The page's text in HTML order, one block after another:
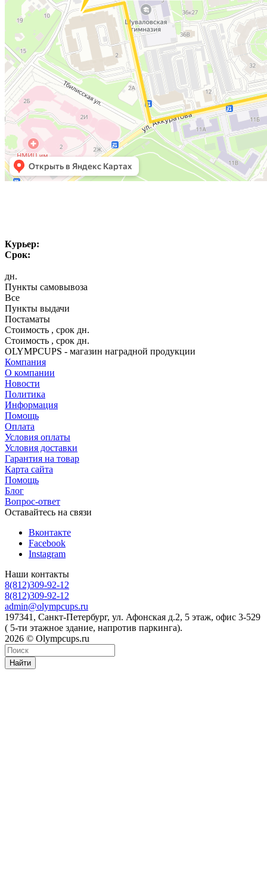
Курьер:
Срок:
дн.
Пункты самовывоза
Все
Пункты выдачи
Постаматы
Стоимость , срок дн.
Стоимость , срок дн.
OLYMPCUPS - магазин наградной продукции
Компания
О компании
Новости
Политика
Информация
Помощь
Оплата
Условия оплаты
Условия доставки
Гарантия на товар
Карта сайта
Помощь
Блог
Вопрос-ответ
Оставайтесь на связи
Вконтакте
Facebook
Instagram
Наши контакты
8(812)309-92-12
8(812)309-92-12
admin@olympcups.ru
197341, Санкт-Петербург, ул. Афонская д.2, 5 этаж, офис 3-529
( 5-ти этажное здание, напротив паркинга).
2026 © Olympcups.ru
Найти